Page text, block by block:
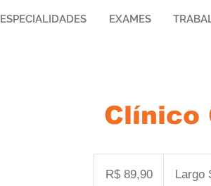
ESPECIALIDADES EXAMES
Clínico
brasileiros
R$ 89,90 Largo